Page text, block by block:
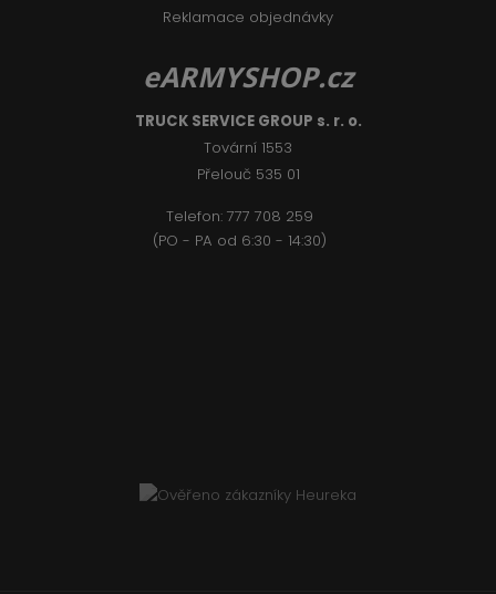
Reklamace objednávky
eARMYSHOP.cz
TRUCK SERVICE GROUP s. r. o.
Tovární 1553
Přelouč 535 01
Telefon: 777 708 259
(PO - PA od 6:30 - 14:30)